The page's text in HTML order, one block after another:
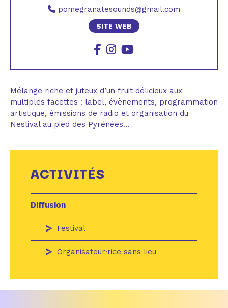
pomegranatesounds@gmail.com
SITE WEB
Mélange riche et juteux d’un fruit délicieux aux
multiples facettes : label, évènements, programmation
artistique, émissions de radio et organisation du
Nestival au pied des Pyrénées…
ACTIVITÉS
Diffusion
Festival
Organisateur·rice sans lieu